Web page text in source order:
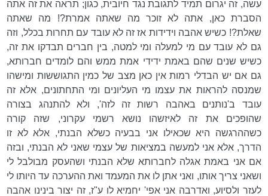
עשה, זה יגרום תמיד לתגובת נגד חיובית, כגון; תראה את זה אתה
הסברת כאן, אתה לא זוכר מה שאתה אמרת?! מה שאתה
שאלת?! כשיש אהבה וידידות אז זה לא עובד עם תחרות בכלל, וזה
גם לא עובד עם מי למעלה ומי למטה, בין חברים תבדקו את זה,
כשיש שנים שהם באמת ידידי אמת ממש והם לומדים חברותא,
גם אם יש הבדלי רמות אין כאן מצב של כמין התגוששות ומישהו
שמנסה להראות את עצמו מי העליונים ומי התחתונים, אלא זה
עובד ב'נותנים באהבה רשות זה לזה', ולא להתנהג בצורה
שהופכים את זה לאיזשהו נושא רשמי עקרוני, שזה קורה
כשההרגשה היא שכאילו אני בבעיה כשלא הבנתי, אלא לא זו
הדרך, אלא אני למעשה במציאות של עצמי שאני לא הבנתי, ובזה
אם אני באמת אגלה לחברותא שלא הבנתי ושהעסק מבולבל לי
ושאני צריך אותו, ואני אתן לו את המעמד ואת ההערכה עד היותו לי
לעזר ולסיוע, ואדרבה אני אפי' יחמיא לו ע"ז, זה יצור בינינו אהבה